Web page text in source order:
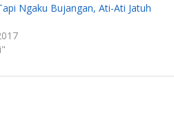
Ngaku Bujangan, Ati-Ati Jatuh